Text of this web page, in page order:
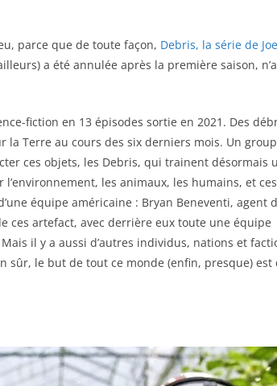
parce que de toute façon, Debris, la série de
a été annulée après la première saison,
fiction en 13 épisodes sortie en 2021. Des
Terre au cours des six derniers mois. Un
ces objets, les Debris, qui trainent désormais
les animaux, les humains, et
équipe américaine : Bryan Beneventi, agent
ces artefact, avec derrière eux toute une équipe
il y a aussi d’autres individus, nations et
sûr, le but de tout ce monde (enfin, presque) est